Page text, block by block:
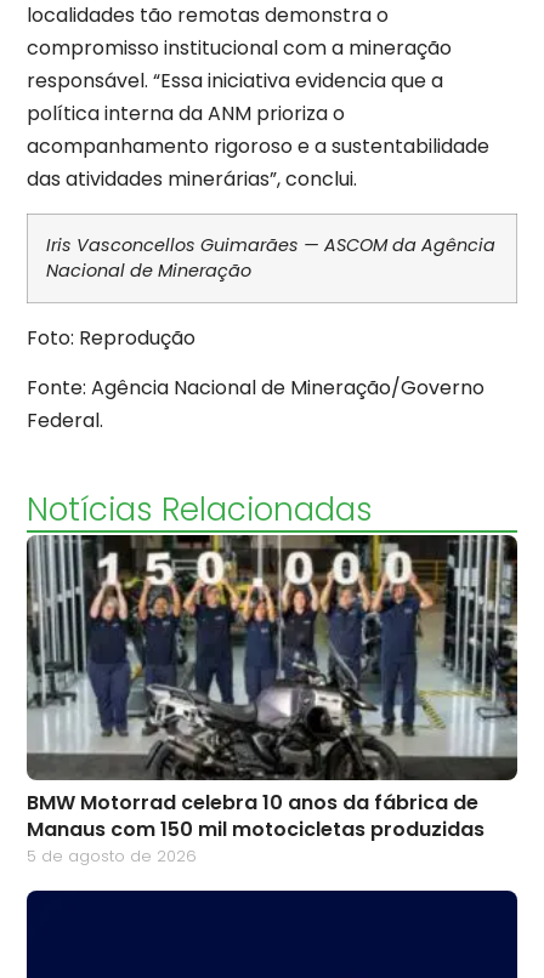
localidades tão remotas demonstra o
compromisso institucional com a mineração
responsável. “Essa iniciativa evidencia que a
política interna da ANM prioriza o
acompanhamento rigoroso e a sustentabilidade
das atividades minerárias”, conclui.
Iris Vasconcellos Guimarães — ASCOM da Agência
Nacional de Mineração
Foto: Reprodução
Fonte: Agência Nacional de Mineração/Governo
Federal.
Notícias Relacionadas
BMW Motorrad celebra 10 anos da fábrica de
Manaus com 150 mil motocicletas produzidas
5 de agosto de 2026